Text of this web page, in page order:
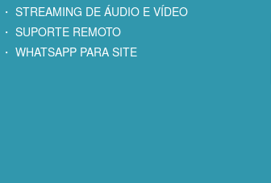
・ STREAMING DE ÁUDIO E VÍDEO
・ SUPORTE REMOTO
・ WHATSAPP PARA SITE